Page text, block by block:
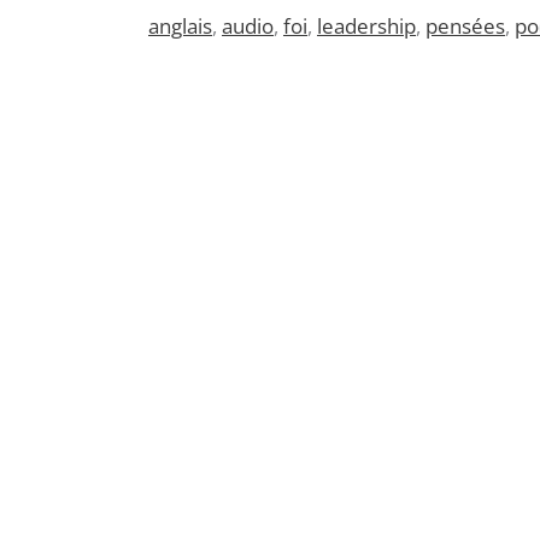
anglais, audio, foi, leadership, pensées,